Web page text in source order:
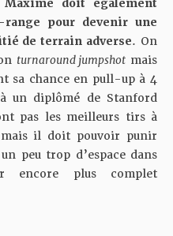
pour devenir une
de terrain adverse. On
turnaround jumpshot mais
sa chance en pull-up à 4
un diplômé de Stanford
pas les meilleurs tirs à
il doit pouvoir punir
peu trop d’espace dans
encore plus complet